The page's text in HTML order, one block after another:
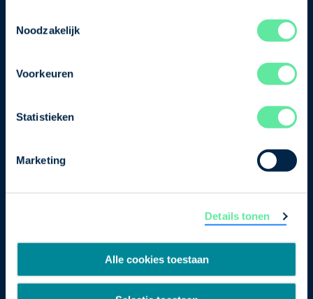
Noodzakelijk
Voorkeuren
Statistieken
Marketing
Details tonen
Alle cookies toestaan
Schrijf je in
Ons verhaal
Contact
2594 AV Den Haag
Postbus 93002
2509 AA Den Haag